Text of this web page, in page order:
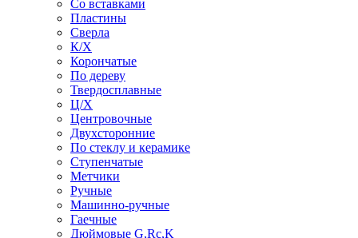
Со вставками
Пластины
Сверла
К/Х
Корончатые
По дереву
Твердосплавные
Ц/Х
Центровочные
Двухсторонние
По стеклу и керамике
Ступенчатые
Метчики
Ручные
Машинно-ручные
Гаечные
Дюймовые G,Rc,K